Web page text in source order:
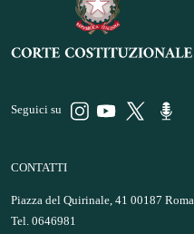
Seguici su
CONTATTI
Piazza del Quirinale, 41 00187 Roma
Tel. 0646981